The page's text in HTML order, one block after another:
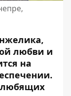
любви и
на
любящих